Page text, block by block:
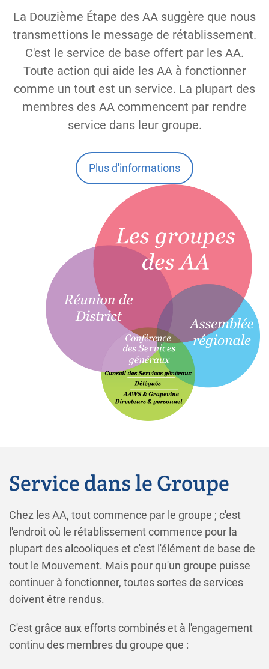
La Douzième Étape des AA suggère que nous
transmettions le message de rétablissement.
C'est le service de base offert par les AA.
Toute action qui aide les AA à fonctionner
comme un tout est un service. La plupart des
membres des AA commencent par rendre
service dans leur groupe.
Plus d'informations
Service dans le Groupe
Chez les AA, tout commence par le groupe ; c'est
l'endroit où le rétablissement commence pour la
plupart des alcooliques et c'est l'élément de base de
tout le Mouvement. Mais pour qu'un groupe puisse
continuer à fonctionner, toutes sortes de services
doivent être rendus.
C'est grâce aux efforts combinés et à l'engagement
continu des membres du groupe que :